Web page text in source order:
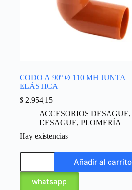
CODO A 90º Ø 110 MH JUNTA
ELÁSTICA
$ 2.954,15
ACCESORIOS DESAGUE,
DESAGUE, PLOMERÍA
Hay existencias
Añadir al carrito
whatsapp